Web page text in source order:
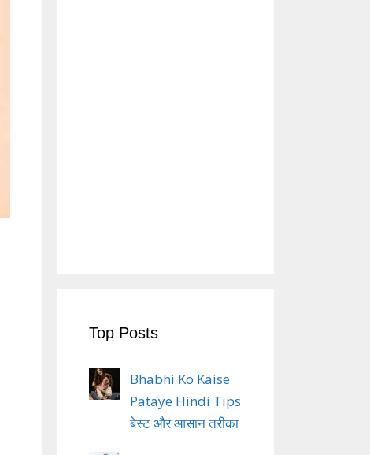
Top Posts
Bhabhi Ko Kaise
Pataye Hindi Tips
बेस्ट और आसान तरीका